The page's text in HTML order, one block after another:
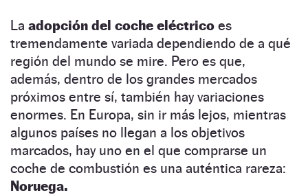
La adopción del coche eléctrico es
tremendamente variada dependiendo de a qué
región del mundo se mire. Pero es que,
además, dentro de los grandes mercados
próximos entre sí, también hay variaciones
enormes. En Europa, sin ir más lejos, mientras
algunos países no llegan a los objetivos
marcados, hay uno en el que comprarse un
coche de combustión es una auténtica rareza:
Noruega.